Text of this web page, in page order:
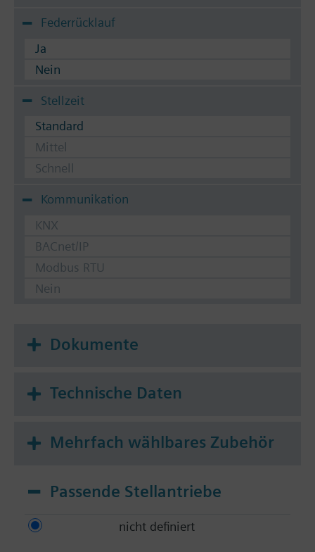
Federrücklauf
Ja
Nein
Stellzeit
Standard
Mittel
Schnell
Kommunikation
KNX
BACnet/IP
Modbus RTU
Nein
Dokumente
Technische Daten
Mehrfach wählbares Zubehör
Passende Stellantriebe
nicht definiert